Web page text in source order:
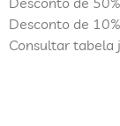
Desconto de
Consultar